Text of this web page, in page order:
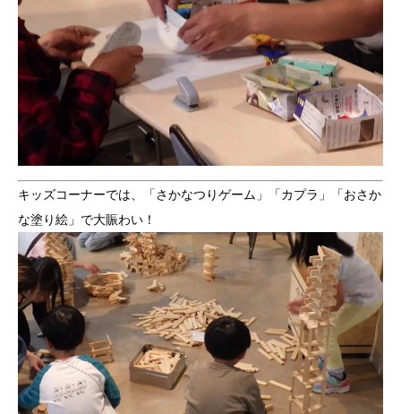
キッズコーナーでは、「さかなつりゲーム」「カプラ」「おさか
な塗り絵」で大賑わい！